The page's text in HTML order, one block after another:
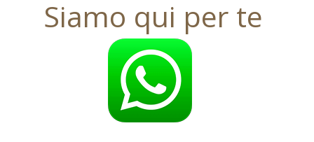
Siamo qui per te